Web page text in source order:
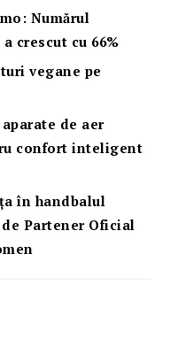
Numărul
crescut cu 66%
vegane pe
de aer
confort inteligent
în handbalul
Partener Oficial